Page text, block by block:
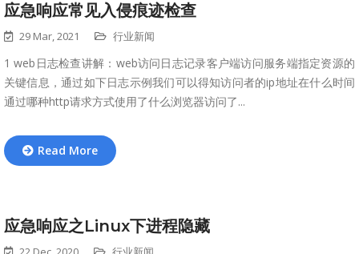
应急响应常见入侵痕迹检查
29 Mar, 2021 行业新闻
1 web日志检查讲解：web访问日志记录客户端访问服务端指定资源的
关键信息，通过如下日志示例我们可以得知访问者的ip地址在什么时间
通过哪种http请求方式使用了什么浏览器访问了...
Read More
应急响应之Linux下进程隐藏